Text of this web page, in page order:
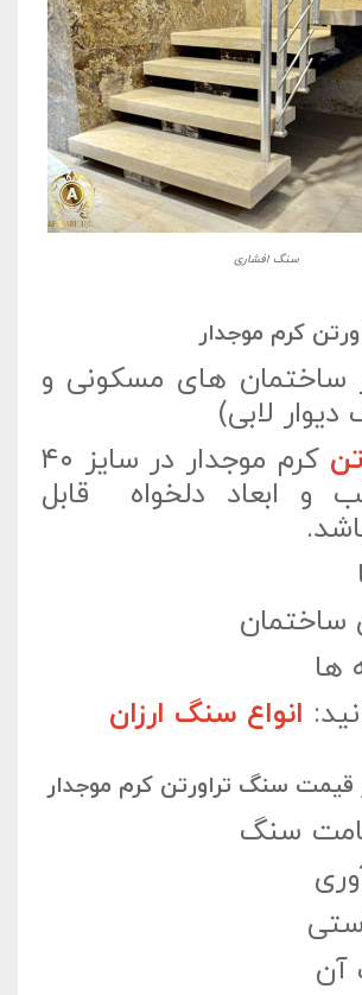
سنگ افشاری
کرم موجدار
ساختمان های مسکونی و
لابی)
کرم موجدار در سایز ۴۰
و ابعاد دلخواه قابل
ها
انواع سنگ ارزان
قیمت سنگ تراورتن کرم موجدار
سنگ
آن